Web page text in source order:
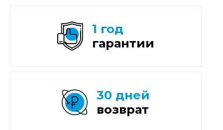
1 год
гарантии
30 дней
возврат